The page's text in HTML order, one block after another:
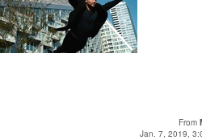
From
Jan. 7, 2019,